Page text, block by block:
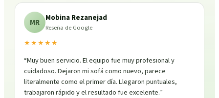
MR Mobina Rezanejad
Reseña de Google
★★★★★
“Muy buen servicio. El equipo fue muy profesional y
cuidadoso. Dejaron mi sofá como nuevo, parece
literalmente como el primer día. Llegaron puntuales,
trabajaron rápido y el resultado fue excelente.”